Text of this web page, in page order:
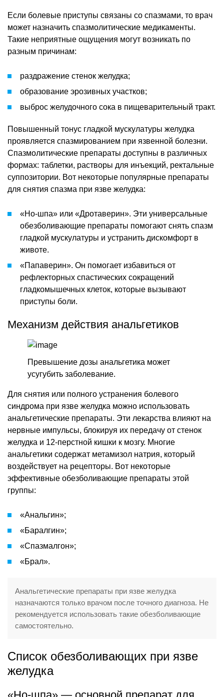
Если болевые приступы связаны со спазмами, то врач
может назначить спазмолитические медикаменты.
Такие неприятные ощущения могут возникать по
разным причинам:
раздражение стенок желудка;
образование эрозивных участков;
выброс желудочного сока в пищеварительный тракт.
Повышенный тонус гладкой мускулатуры желудка
проявляется спазмированием при язвенной болезни.
Спазмолитические препараты доступны в различных
формах: таблетки, растворы для инъекций, ректальные
суппозитории. Вот некоторые популярные препараты
для снятия спазма при язве желудка:
«Но-шпа» или «Дротаверин». Эти универсальные
обезболивающие препараты помогают снять спазм
гладкой мускулатуры и устранить дискомфорт в
животе.
«Папаверин». Он помогает избавиться от
рефлекторных спастических сокращений
гладкомышечных клеток, которые вызывают
приступы боли.
Механизм действия анальгетиков
Превышение дозы анальгетика может
усугубить заболевание.
Для снятия или полного устранения болевого
синдрома при язве желудка можно использовать
анальгетические препараты. Эти лекарства влияют на
нервные импульсы, блокируя их передачу от стенок
желудка и 12-перстной кишки к мозгу. Многие
анальгетики содержат метамизол натрия, который
воздействует на рецепторы. Вот некоторые
эффективные обезболивающие препараты этой
группы:
«Анальгин»;
«Баралгин»;
«Спазмалгон»;
«Брал».
Анальгетические препараты при язве желудка
назначаются только врачом после точного диагноза. Не
рекомендуется использовать такие обезболивающие
самостоятельно.
Список обезболивающих при язве
желудка